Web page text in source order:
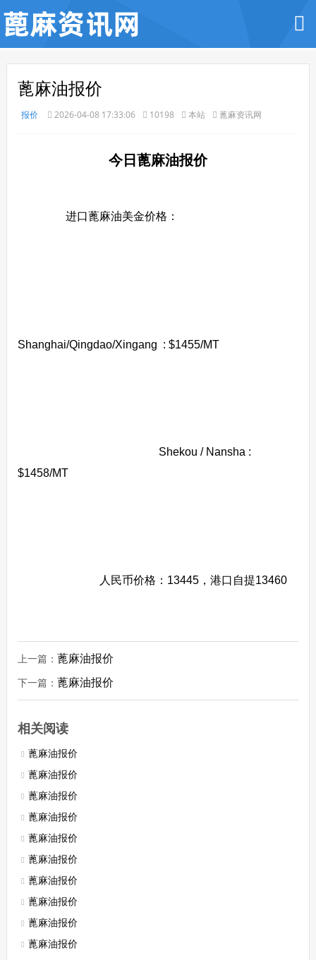
蓖麻油报价
报价 2026-04-08 17:33:06 10198 本站 蓖麻资讯网
今日蓖麻油报价
进口蓖麻油美金价格：
Shanghai/Qingdao/Xingang : $1455/MT
Shekou / Nansha :
$1458/MT
人民币价格：13445，港口自提13460
上一篇： 蓖麻油报价
下一篇： 蓖麻油报价
相关阅读
蓖麻油报价
蓖麻油报价
蓖麻油报价
蓖麻油报价
蓖麻油报价
蓖麻油报价
蓖麻油报价
蓖麻油报价
蓖麻油报价
蓖麻油报价